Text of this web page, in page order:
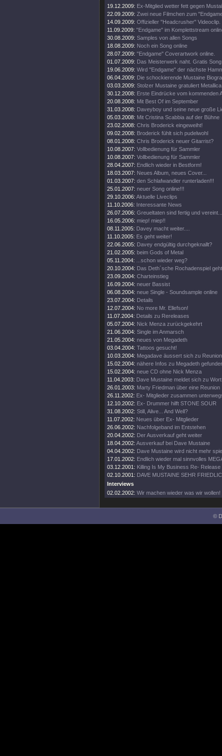
19.12.2009: Ex-Mitglied wetter fett gegen
22.09.2009: Zwei neue Filmchen zum
14.09.2009: Offizieller "Headcrusher" Videoclip.
11.09.2009: "Endgame" im Komplettstream
30.08.2009: Samples von allen Songs
18.08.2009: Noch ein Song online
28.07.2009: "Endgame" Coverartwork online.
01.07.2009: Das Meisterwerk naht. Gratis
19.06.2009: Wird "Endgame" der nächste
06.04.2009: Die schockierende Mustaine
03.03.2009: Stolzer Mustaine gratuliert
30.12.2008: Erste Eindrücke vom kommenden
20.08.2008: Mit Best Of im September
31.03.2008: Daveyboy und seine neue große
05.03.2008: Mit Cristina Scabbia auf der Bühne
23.02.2008: Chris Broderick eingeweiht!
09.02.2008: Broderick fühlt sich pudelwohl
08.01.2008: Chris Broderick neuer Gitarrist?
10.08.2007: Vollbedienung für Sammler
10.08.2007: Vollbedienung für Sammler
28.04.2007: Endlich wieder in Bestform!
18.03.2007: Neues Album, neues Cover...
01.03.2007: den Schlafwandler runterladen!!!
25.01.2007: neuer Song online!!!
29.10.2006: Aktuelle Liveclips
11.10.2006: Interessante News
26.07.2006: Greueltaten sind fertig und vereint...
16.05.2006: miep! miep!!
08.11.2005: Davey macht weiter....
11.10.2005: Es geht weiter!
22.06.2005: Davey endgültig durchgeknallt?
21.02.2005: beim Gods of Metal
05.11.2004:
...schon wieder weg?
20.10.2004: Das Deth´sche Rochadenspiel
23.09.2004: Charteinstieg
16.09.2004: neuer Bassist
06.08.2004: neue Single - Soundsample online
23.07.2004: Details
12.07.2004: No more Mr. Ellefson!
11.07.2004: Details zu Rereleases
05.07.2004: Nick Menza zurückgekehrt
21.06.2004: Single im Anmarsch
21.05.2004: neues von Megadeth
03.04.2004: Tattoos gesucht!
10.03.2004: Megadave äussert sich zu Reunion
15.02.2004: nähere Infos zu Megadeth
15.02.2004: neue CD ohne Nick Menza
11.04.2003: Dave Mustaine meldet sich zu Wort
26.01.2003: Marty Friedman über eine Reunion
26.11.2002: Ex- Mitglieder zusammen
12.10.2002: Ex- Drummer hilft STONE SOUR
31.08.2002: Still, Alive... And Well?
11.07.2002: Neues über Ex- Mitglieder
26.06.2002: Nachfolgeband im Entstehen
20.04.2002: Der Ausverkauf geht weiter
18.04.2002: Ausverkauf bei Dave Mustaine
04.04.2002: Dave Mustaine wird nicht mehr
17.01.2002: Endlich wieder mal sinnvolles
03.12.2001: Killing Is My Business Re- Release
02.10.2001: DAVE MUSTAINE SEHR
Interviews
02.02.2002: Wir machen wieder was wir wollen!
©